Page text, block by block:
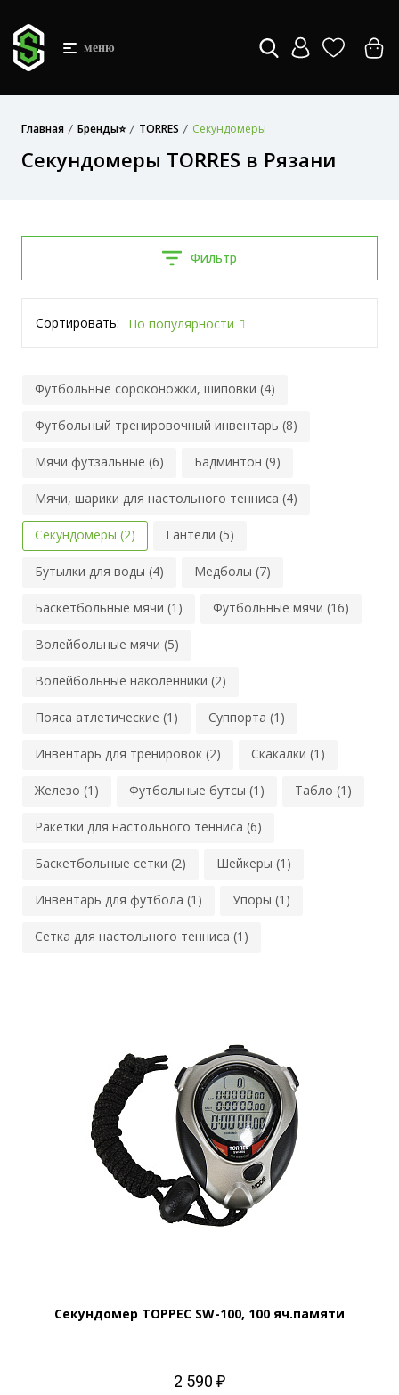
меню
Главная Бренды⭐ TORRES Секундомеры
Секундомеры TORRES в Рязани
Фильтр
Сортировать: По популярности
Футбольные сороконожки, шиповки (4)
Футбольный тренировочный инвентарь (8)
Мячи футзальные (6) Бадминтон (9)
Мячи, шарики для настольного тенниса (4)
Секундомеры (2) Гантели (5)
Бутылки для воды (4) Медболы (7)
Баскетбольные мячи (1) Футбольные мячи (16)
Волейбольные мячи (5)
Волейбольные наколенники (2)
Пояса атлетические (1) Суппорта (1)
Инвентарь для тренировок (2) Скакалки (1)
Железо (1) Футбольные бутсы (1) Табло (1)
Ракетки для настольного тенниса (6)
Баскетбольные сетки (2) Шейкеры (1)
Инвентарь для футбола (1) Упоры (1)
Сетка для настольного тенниса (1)
Секундомер ТОРРЕС SW-100, 100 яч.памяти
2 590 ₽